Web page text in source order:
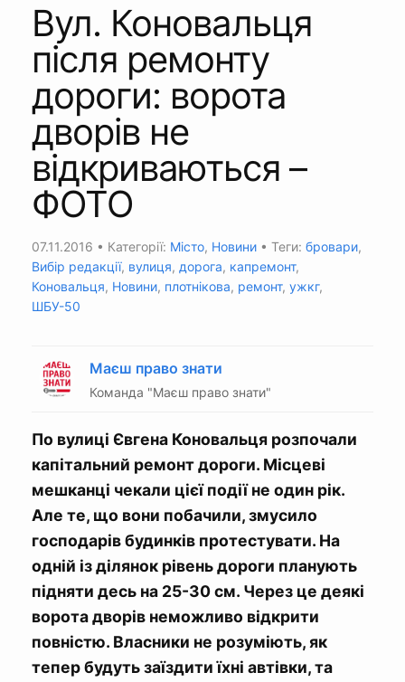
Вул. Коновальця
після ремонту
дороги: ворота
дворів не
відкриваються –
ФОТО
07.11.2016 • Категорії: Місто, Новини • Теги: бровари,
Вибір редакції, вулиця, дорога, капремонт,
Коновальця, Новини, плотнікова, ремонт, ужкг,
ШБУ-50
Маєш право знати
Команда "Маєш право знати"
По вулиці Євгена Коновальця розпочали
капітальний ремонт дороги. Місцеві
мешканці чекали цієї події не один рік.
Але те, що вони побачили, змусило
господарів будинків протестувати. На
одній із ділянок рівень дороги планують
підняти десь на 25-30 см. Через це деякі
ворота дворів неможливо відкрити
повністю. Власники не розуміють, як
тепер будуть заїздити їхні автівки, та